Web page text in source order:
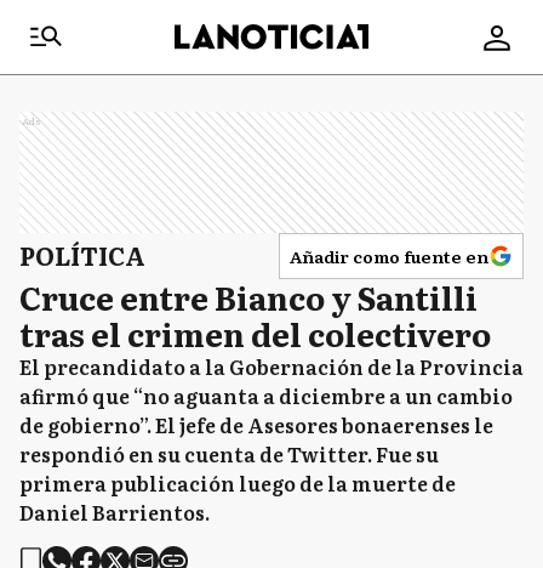
Ads
POLÍTICA Añadir como fuente en
Cruce entre Bianco y Santilli
tras el crimen del colectivero
El precandidato a la Gobernación de la Provincia
afirmó que “no aguanta a diciembre a un cambio
de gobierno”. El jefe de Asesores bonaerenses le
respondió en su cuenta de Twitter. Fue su
primera publicación luego de la muerte de
Daniel Barrientos.